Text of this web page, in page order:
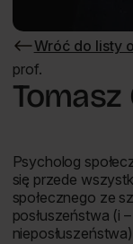
Wróć do listy
Wróć
do
listy
osób
prof.
Tomasz
Psycholog
się przede
społecznego ze
posłuszeństwa (i